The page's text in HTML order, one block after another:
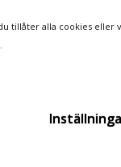
ändring på.
Läs mer om de
tillåter alla cookies eller